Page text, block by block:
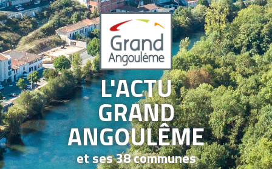
L'ACTU
GRAND
ANGOULÊME
et ses 38 communes
Panneau de gestion des cookies